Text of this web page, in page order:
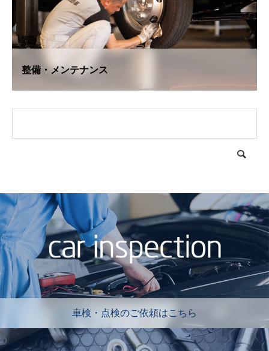
整備・メンテナンス
車検・点検のご依頼はこちら